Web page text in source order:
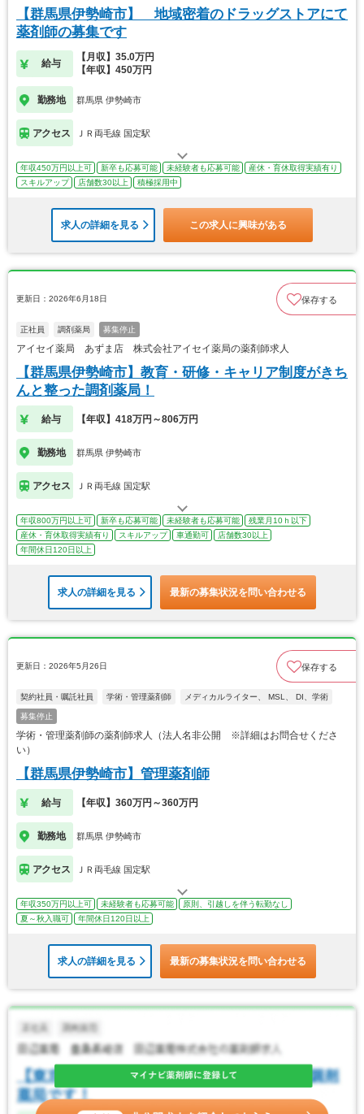
【群馬県伊勢崎市】 地域密着のドラッグストアにて
薬剤師の募集です
給与
【月収】35.0万円
【年収】450万円
勤務地 群馬県 伊勢崎市
アクセス ＪＲ両毛線 国定駅
年収450万円以上可 新卒も応募可能 未経験者も応募可能
産休・育休取得実績有り
スキルアップ
店舗数30以上 積極採用中
求人の詳細を見る この求人に興味がある
更新日：2026年6月18日 保存する
正社員 調剤薬局 募集停止
アイセイ薬局 あずま店 株式会社アイセイ薬局の薬剤師求人
【群馬県伊勢崎市】教育・研修・キャリア制度がきち
んと整った調剤薬局！
給与 【年収】418万円～806万円
勤務地 群馬県 伊勢崎市
アクセス ＪＲ両毛線 国定駅
年収800万円以上可 新卒も応募可能 未経験者も応募可能
残業月10ｈ以下
産休・育休取得実績有り
スキルアップ 車通勤可
店舗数30以上
年間休日120日以上
求人の詳細を見る 最新の募集状況を問い合わせる
更新日：2026年5月26日 保存する
契約社員・嘱託社員 学術・管理薬剤師 メディカルライター、 MSL、 DI、学術
募集停止
学術・管理薬剤師の薬剤師求人（法人名非公開 ※詳細はお問合せくださ
い）
【群馬県伊勢崎市】管理薬剤師
給与 【年収】360万円～360万円
勤務地 群馬県 伊勢崎市
アクセス ＪＲ両毛線 国定駅
年収350万円以上可 未経験者も応募可能
原則、引越しを伴う転勤なし
夏～秋入職可
年間休日120日以上
求人の詳細を見る 最新の募集状況を問い合わせる